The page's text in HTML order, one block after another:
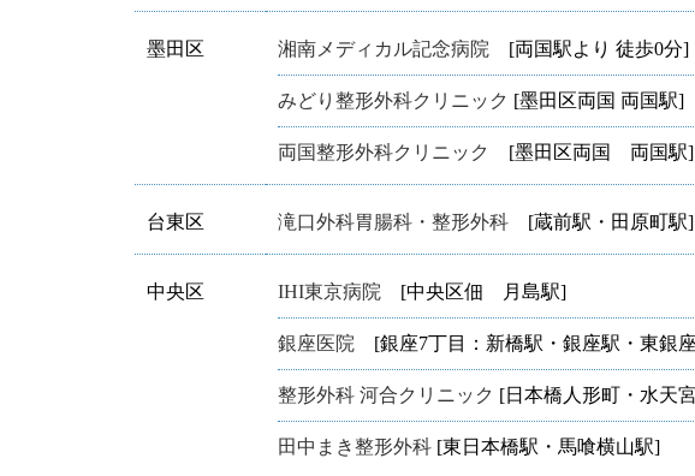
墨田区 湘南メディカル記念病院 [両国駅より 徒歩0分]
みどり整形外科クリニック [墨田区両国 両国駅]
両国整形外科クリニック [墨田区両国 両国駅]
台東区 滝口外科胃腸科・整形外科[蔵前駅・田原町駅]
中央区 IHI東京病院 [中央区佃 月島駅]
銀座医院 [銀座7丁目：新橋駅・銀座駅・東銀
整形外科 河合クリニック [日本橋人形町・水天
田中まき整形外科[東日本橋駅・馬喰横山駅]